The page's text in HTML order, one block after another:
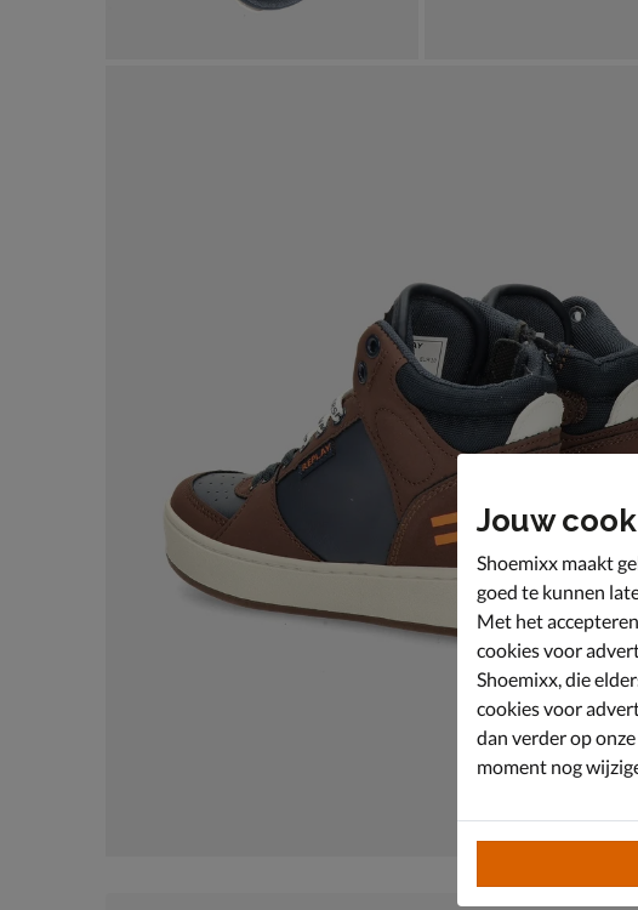
Jouw
Shoemixx maakt
goed te kunnen
Met het
cookies voor
Shoemixx, die
cookies voor
dan verder op onze
moment nog